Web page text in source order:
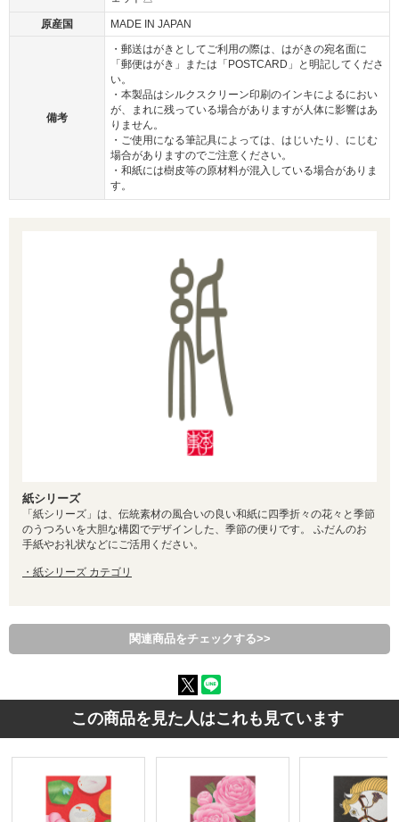
原産国 MADE IN JAPAN
備考
・郵送はがきとしてご利用の際は、はがきの宛名面に
「郵便はがき」または「POSTCARD」と明記してくださ
い。
・本製品はシルクスクリーン印刷のインキによるにおい
が、まれに残っている場合がありますが人体に影響はあ
りません。
・ご使用になる筆記具によっては、はじいたり、にじむ
場合がありますのでご注意ください。
・和紙には樹皮等の原材料が混入している場合がありま
す。
紙シリーズ
「紙シリーズ」は、伝統素材の風合いの良い和紙に四季折々の花々と季節
のうつろいを大胆な構図でデザインした、季節の便りです。 ふだんのお
手紙やお礼状などにご活用ください。
・紙シリーズ カテゴリ
関連商品をチェックする>>
この商品を見た人はこれも見ています